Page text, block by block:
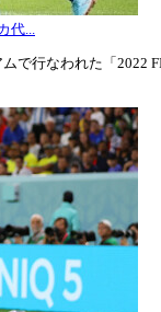
代...
で行なわれた「2022